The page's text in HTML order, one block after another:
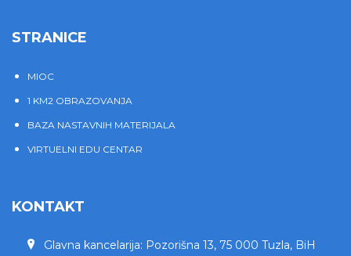
STRANICE
MIOC
1 KM2 OBRAZOVANJA
BAZA NASTAVNIH MATERIJALA
VIRTUELNI EDU CENTAR
KONTAKT
Glavna kancelarija: Pozorišna 13, 75 000 Tuzla, BiH